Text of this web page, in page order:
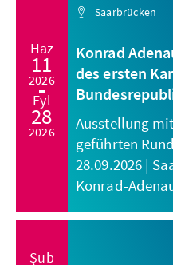
Haz
11
2026
Eyl
28
2026
Saarbrücken
Konrad
des ersten
Ausstellung
geführten
28.09.2026 |
Konrad-
Şub